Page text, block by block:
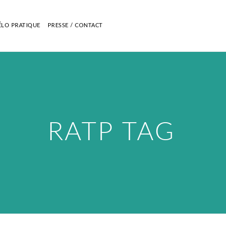
PRATIQUE PRESSE / CONTACT
RATP TAG